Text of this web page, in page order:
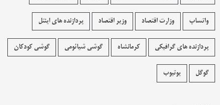
واتساپ وزارت اقتصاد وزیر اقتصاد پردازنده های اینتل
پردازنده های گرافیکی کرمانشاه گوشی شیائومی گوشی کودکان
گوگل یوتیوب